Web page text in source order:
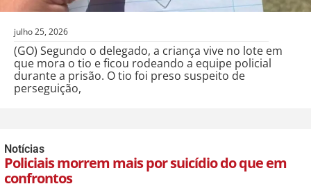
julho 25, 2026
(GO) Segundo o delegado, a criança vive no lote em
que mora o tio e ficou rodeando a equipe policial
durante a prisão. O tio foi preso suspeito de
perseguição,
Notícias
Policiais morrem mais por suicídio do que em
confrontos